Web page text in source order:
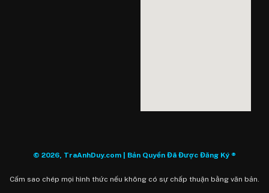
© 2026, TraAnhDuy.com | Bản Quyền Đã Được Đăng Ký ®
Cấm sao chép mọi hình thức nếu không có sự chấp thuận bằng văn bản.